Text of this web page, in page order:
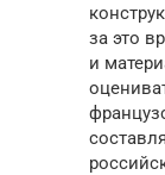
за это
и